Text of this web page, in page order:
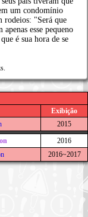
um condomínio
rodeios: "Será que
esse pequeno
é sua hora de se
Exibição
2015
2016
2016~2017